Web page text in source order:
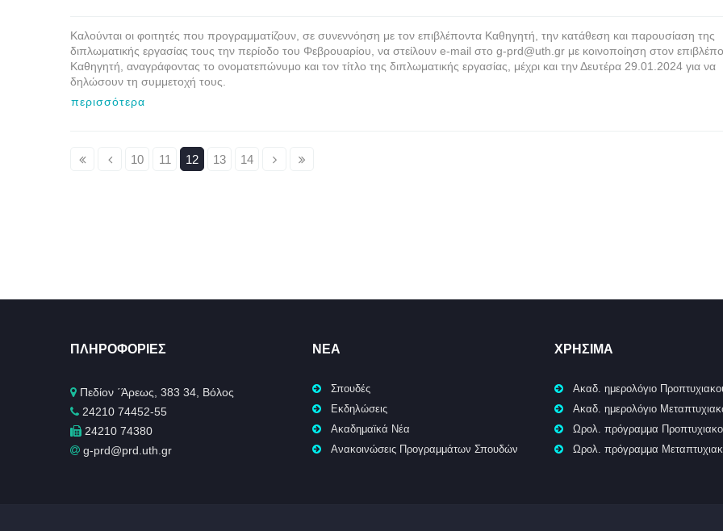
Καλούνται οι φοιτητές που προγραμματίζουν, σε συνεννόηση με τον επιβλέποντα Καθηγητή, την κατάθεση και παρουσίαση της
διπλωματικής εργασίας τους την περίοδο του Φεβρουαρίου, να στείλουν e-mail στο g-prd@uth.gr με κοινοποίηση στον
Καθηγητή, αναγράφοντας το ονοματεπώνυμο και τον τίτλο της διπλωματικής εργασίας, μέχρι και την Δευτέρα 29.01.2024 για να
δηλώσουν τη συμμετοχή τους.
περισσότερα
10 11 12 13 14
ΠΛΗΡΟΦΟΡΊΕΣ
Πεδίον ΄Άρεως, 383 34, Βόλος
24210 74452-55
24210 74380
g-prd@prd.uth.gr
ΝΈΑ
Σπουδές
Εκδηλώσεις
Ακαδημαϊκά Νέα
Ανακοινώσεις Προγραμμάτων Σπουδών
ΧΡΉΣΙΜΑ
Ακαδ. ημερολόγιο
Ακαδ. ημερολόγιο
Ωρολ. πρόγραμμα
Ωρολ. πρόγραμμα